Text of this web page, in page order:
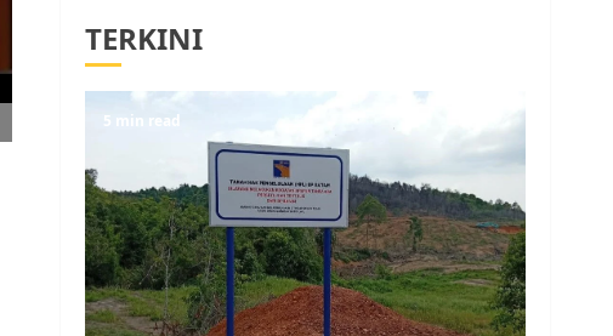
5 JULI 15, 2026
1
Pemko Batam Tegaskan
RT dan RW bukan Petugas
Pendataan dan
Pemungutan Pajak
AGUSTUS 1, 2026 0
TERKINI
5 min read